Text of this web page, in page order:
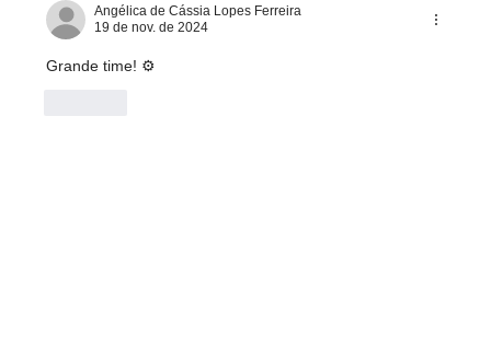
Angélica de Cássia Lopes Ferreira
19 de nov. de 2024
Grande time! ⚙️